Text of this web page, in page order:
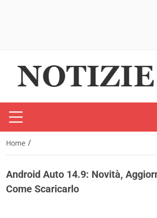
Home /
Android Auto 14.9: Novità,
Come Scaricarlo